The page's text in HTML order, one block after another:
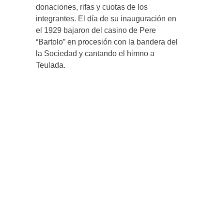
donaciones, rifas y cuotas de los
integrantes. El día de su inauguración en
el 1929 bajaron del casino de Pere
“Bartolo” en procesión con la bandera del
la Sociedad y cantando el himno a
Teulada.